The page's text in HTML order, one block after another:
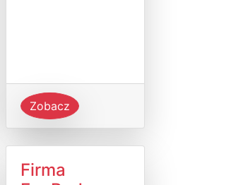
Zobacz
Firma